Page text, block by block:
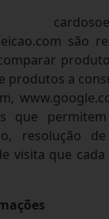
são
produtos a
que
resolução
visita que